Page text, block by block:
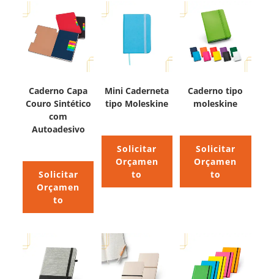
Caderno Capa
Couro Sintético
com
Autoadesivo
Solicitar
Orçamen
to
Mini Caderneta
tipo Moleskine
Solicitar
Orçamen
to
Caderno tipo
moleskine
Solicitar
Orçamen
to